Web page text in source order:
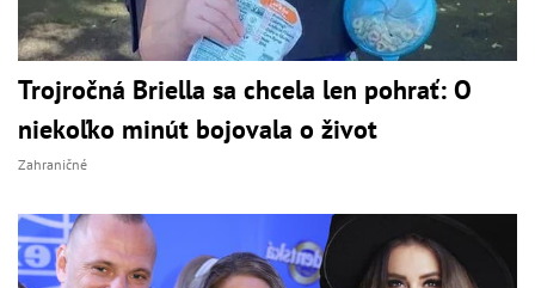
Trojročná Briella sa chcela len pohrať: O
niekoľko minút bojovala o život
Zahraničné